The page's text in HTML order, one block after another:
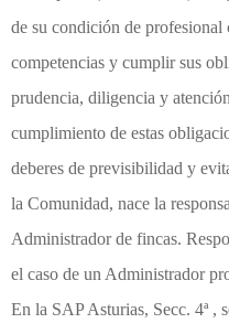
de su condición de profesional
competencias y cumplir sus
prudencia, diligencia y
cumplimiento de estas
deberes de previsibilidad y
la Comunidad, nace la
Administrador de fincas.
el caso de un Administrador
En la SAP Asturias, Secc. 4ª ,